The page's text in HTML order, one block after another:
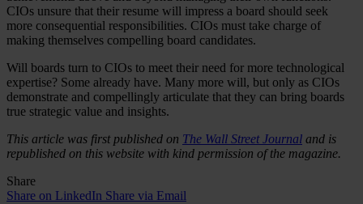
CIOs unsure that their resume will impress a board should seek
more consequential responsibilities. CIOs must take charge of
making themselves compelling board candidates.
Will boards turn to CIOs to meet their need for more technological
expertise? Some already have. Many more will, but only as CIOs
demonstrate and compellingly articulate that they can bring boards
true strategic value and insights.
This article was first published on The Wall Street Journal and is
republished on this website with kind permission of the magazine.
Share
Share on LinkedIn Share via Email